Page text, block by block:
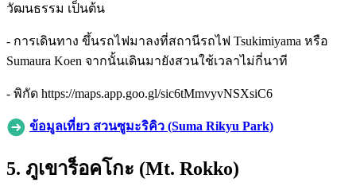
วัฒนธรรม เป็นต้น
- การเดินทาง ขึ้นรถไฟมาลงที่สถานีรถไฟ Tsukimiyama หรือ
Sumaura Koen จากนั้นเดินมายังสวนใช้เวลาไม่กี่นาที
- พิกัด https://maps.app.goo.gl/sic6tMmvyvNSXsiC6
ข้อมูลเที่ยว สวนซูมะริคิว (Suma Rikyu Park)
5. ภูเขาร็อคโกะ (Mt. Rokko)